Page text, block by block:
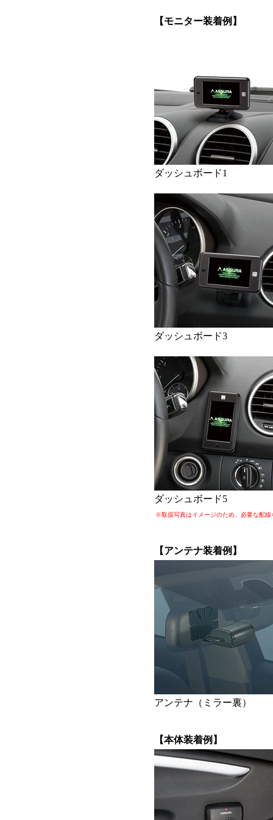
【モニター装着例】
ダッシュボード1
ダッシュボード3
ダッシュボード5
※取扱写真はイメージのため、必要な配
【アンテナ装着例】
アンテナ（ミラー裏）
【本体装着例】